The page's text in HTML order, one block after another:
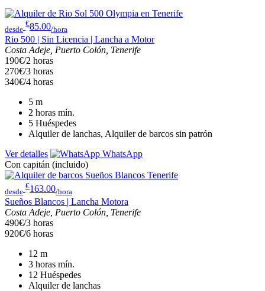
desde
€85.00/hora
Rio 500 | Sin Licencia | Lancha a Motor
Costa Adeje, Puerto Colón, Tenerife
190€/2 horas
270€/3 horas
340€/4 horas
5 m
2 horas mín.
5 Huéspedes
Alquiler de lanchas, Alquiler de barcos sin patrón
Ver detalles
WhatsApp
Con capitán (incluido)
desde
€163.00/hora
Sueños Blancos | Lancha Motora
Costa Adeje, Puerto Colón, Tenerife
490€/3 horas
920€/6 horas
12 m
3 horas mín.
12 Huéspedes
Alquiler de lanchas